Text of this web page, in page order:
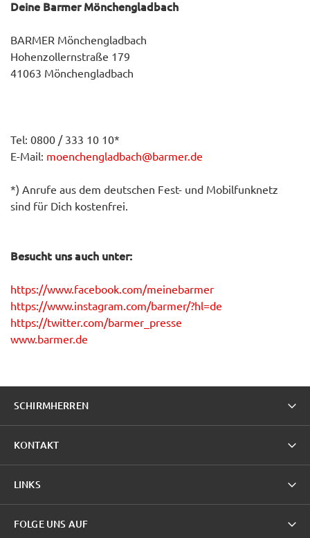
Deine Barmer Mönchengladbach
BARMER Mönchengladbach
Hohenzollernstraße 179
41063 Mönchengladbach
Tel: 0800 / 333 10 10*
E-Mail: moenchengladbach@barmer.de
*) Anrufe aus dem deutschen Fest- und Mobilfunknetz
sind für Dich kostenfrei.
Besucht uns auch unter:
https://www.facebook.com/meinebarmer
https://www.instagram.com/barmer/?hl=de
https://twitter.com/barmer_presse
www.barmer.de
SCHIRMHERREN
KONTAKT
LINKS
FOLGE UNS AUF